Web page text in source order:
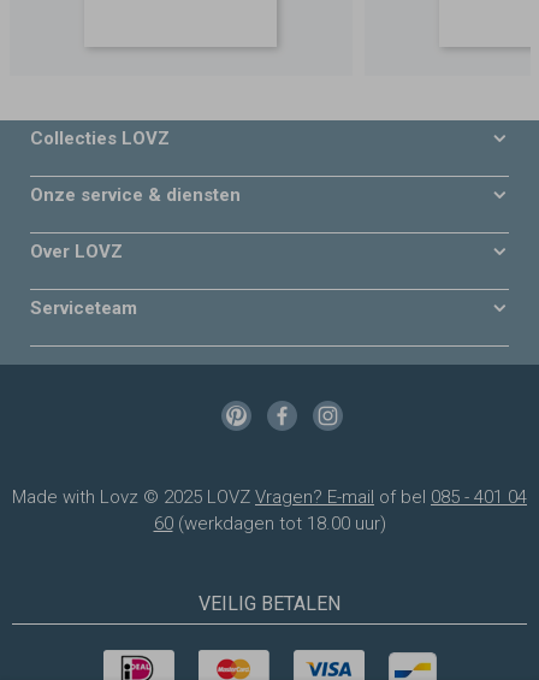
Collecties LOVZ
Onze service & diensten
Over LOVZ
Serviceteam
Made with Lovz © 2025 LOVZ Vragen? E-mail of bel 085 - 401 04
60(werkdagen tot 18.00 uur)
VEILIG BETALEN